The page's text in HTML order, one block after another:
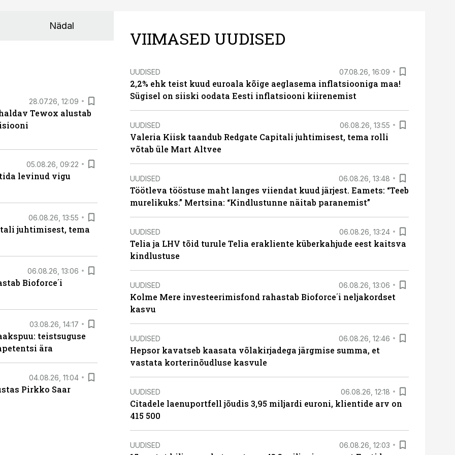
Nädal
28.07.26, 12:09
Tewox alustab
05.08.26, 09:22
levinud vigu
06.08.26, 13:55
juhtimisest, tema
06.08.26, 13:06
Bioforce´i
03.08.26, 14:17
teistsuguse
ära
04.08.26, 11:04
Pirkko Saar
VIIMASED UUDISED
UUDISED 07.08.26, 16:09
2,2% ehk teist kuud euroala kõige aeglasema inflatsiooniga maa!
Sügisel on siiski oodata Eesti inflatsiooni kiirenemist
UUDISED 06.08.26, 13:55
Valeria Kiisk taandub Redgate Capitali juhtimisest, tema rolli
võtab üle Mart Altvee
UUDISED 06.08.26, 13:48
Töötleva tööstuse maht langes viiendat kuud järjest. Eamets: “Teeb
murelikuks.” Mertsina: “Kindlustunne näitab paranemist”
UUDISED 06.08.26, 13:24
Telia ja LHV tõid turule Telia erakliente küberkahjude eest kaitsva
kindlustuse
UUDISED 06.08.26, 13:06
Kolme Mere investeerimisfond rahastab Bioforce´i neljakordset
kasvu
UUDISED 06.08.26, 12:46
Hepsor kavatseb kaasata võlakirjadega järgmise summa, et
vastata korterinõudluse kasvule
UUDISED 06.08.26, 12:18
Citadele laenuportfell jõudis 3,95 miljardi euroni, klientide arv on
415 500
UUDISED 06.08.26, 12:03